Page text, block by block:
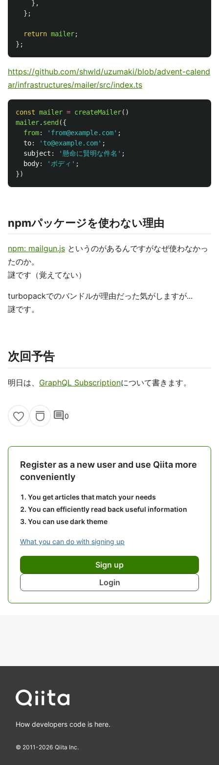
},
};
return mailer;
};
https://github.com/shwld/uzumaki/blob/advent-calend
ar/infrastructures/mailer/src/index.ts
const mailer = createMailer()
mailer. send ({
from: ' from@example.com' ;
to: ' to@example.com' ;
subject : '懸命に賢明な件名 ' ;
body: ' ボディ ' ;
})
npmパッケージを使わない理由
npm: mailgun.js というのがあるんですがなぜ使わなかっ
たのか。
謎です（覚えてない）
turbopackでのバンドルが理由だった気がしますが...
謎です。
次回予告
明日は、 GraphQL Subscriptionについて書きます。
comment0
Register as a new user and use Qiita more
conveniently
You get articles that match your needs
You can efficiently read back useful information
You can use dark theme
What you can do with signing up
Sign up
Login
How developers code is here.
© 2011-2026 Qiita Inc.